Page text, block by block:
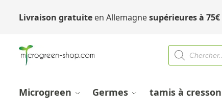
Livraison gratuiteen Allemagnesupérieures à 75€
Microgreen Germes tamis à cresson